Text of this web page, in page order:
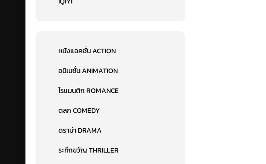
หนังแอคชั่น ACTION
อนิเมชั่น ANIMATION
โรแมนติก ROMANCE
ตลก COMEDY
ดราม่า DRAMA
ระทึกขวัญ THRILLER